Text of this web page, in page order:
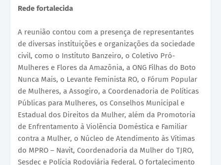
Rede fortalecida
A reunião contou com a presença de representantes
de diversas instituições e organizações da sociedade
civil, como o Instituto Banzeiro, o Coletivo Pró-
Mulheres e Flores da Amazônia, a ONG Filhas do Boto
Nunca Mais, o Levante Feminista RO, o Fórum Popular
de Mulheres, a Assogiro, a Coordenadoria de Políticas
Públicas para Mulheres, os Conselhos Municipal e
Estadual dos Direitos da Mulher, além da Promotoria
de Enfrentamento à Violência Doméstica e Familiar
contra a Mulher, o Núcleo de Atendimento às Vítimas
do MPRO – Navit, Coordenadoria da Mulher do TJRO,
Sesdec e Polícia Rodoviária Federal. O fortalecimento